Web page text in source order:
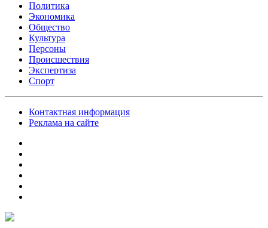
Политика
Экономика
Общество
Культура
Персоны
Происшествия
Экспертиза
Спорт
Контактная информация
Реклама на сайте